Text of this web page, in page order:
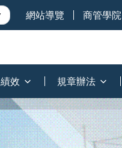
網站導覽 商管學院
效 規章辦法